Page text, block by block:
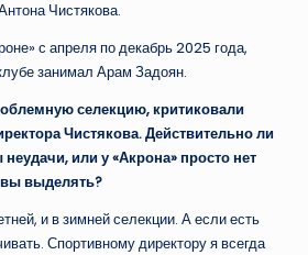
Чистякова.
с апреля по декабрь 2025 года,
занимал Арам Задоян.
селекцию, критиковали
Чистякова. Действительно ли
или у «Акрона» просто нет
выделять?
и в зимней селекции. А если есть
Спортивному директору я всегда